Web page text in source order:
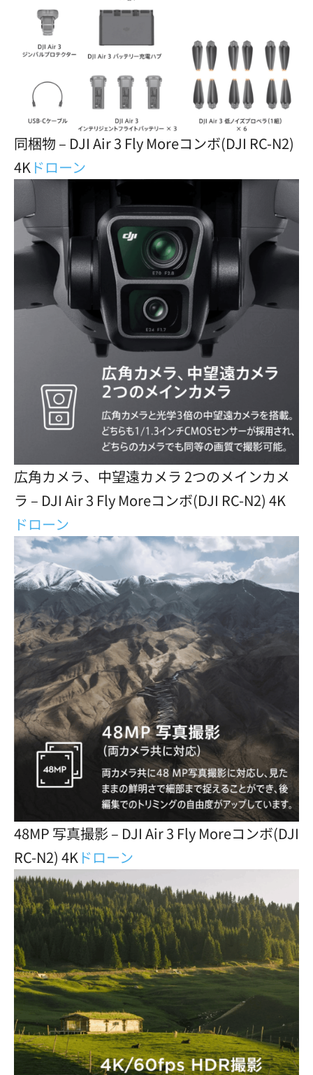
同梱物 – DJI Air 3 Fly Moreコンボ(DJI RC-N2)
4K ドローン
広角カメラ、中望遠カメラ 2つのメインカメ
ラ – DJI Air 3 Fly Moreコンボ(DJI RC-N2) 4K
ドローン
48MP 写真撮影 – DJI Air 3 Fly Moreコンボ(DJI
RC-N2) 4K ドローン